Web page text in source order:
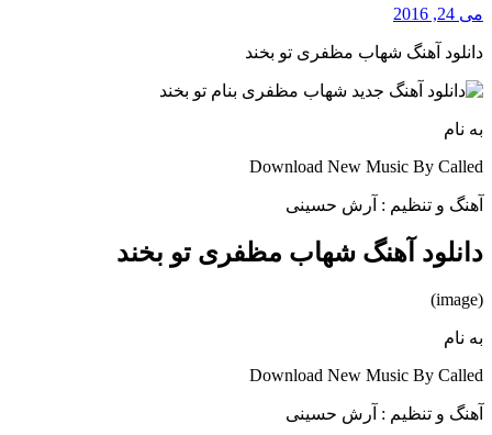
می 24, 2016
دانلود آهنگ شهاب مظفری تو بخند
به نام
Download New Music By Called
آهنگ و تنظیم : آرش حسینی
دانلود آهنگ شهاب مظفری تو بخند
(image)
به نام
Download New Music By Called
آهنگ و تنظیم : آرش حسینی